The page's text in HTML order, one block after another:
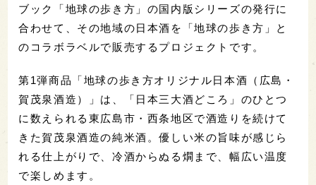
ブック「地球の歩き方」の国内版シリーズの発行に
合わせて、その地域の日本酒を「地球の歩き方」と
のコラボラベルで販売するプロジェクトです。
第1弾商品「地球の歩き方オリジナル日本酒（広島・
賀茂泉酒造）」は、「日本三大酒どころ」のひとつ
に数えられる東広島市・西条地区で酒造りを続けて
きた賀茂泉酒造の純米酒。優しい米の旨味が感じら
れる仕上がりで、冷酒からぬる燗まで、幅広い温度
で楽しめます。